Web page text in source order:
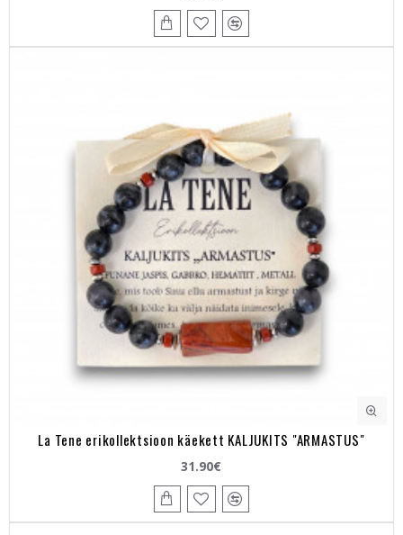
La Tene erikollektsioon käekett KALJUKITS "ARMASTUS"
31.90€